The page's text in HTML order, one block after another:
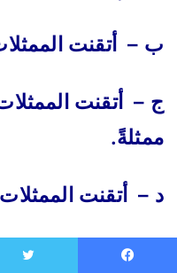
ب – أتقنت
ج – أتقنت
د – أتقنت
أيُّ الجمل